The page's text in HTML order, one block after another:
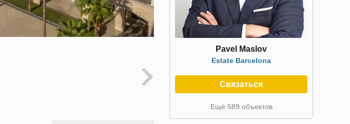
Pavel Maslov
Estate Barcelona
Связаться
Ещё 589 объектов